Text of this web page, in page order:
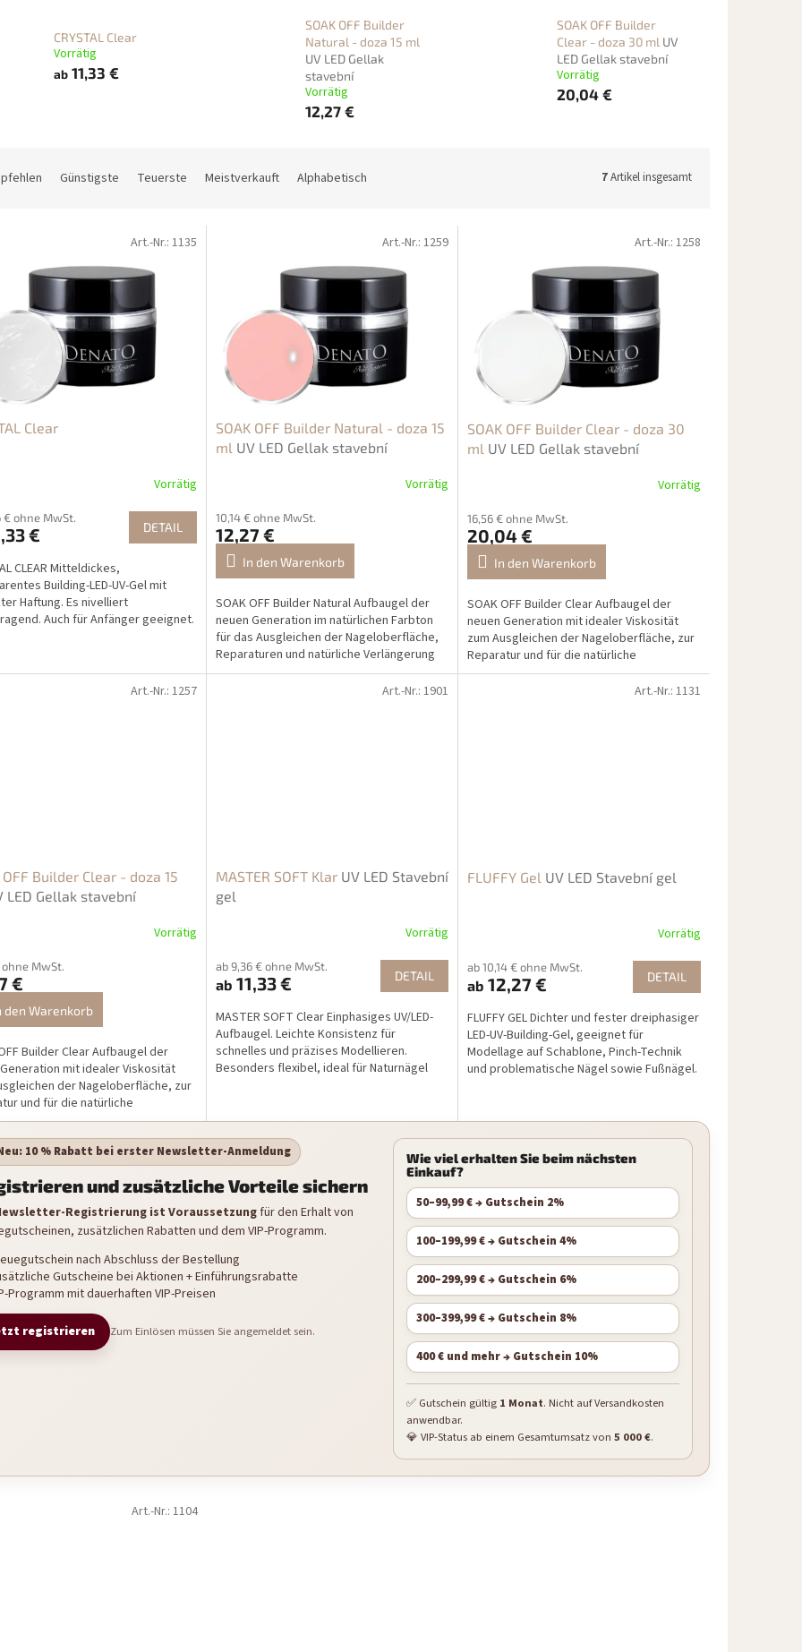
CRYSTAL Clear
Vorrätig
ab 11,33 €
SOAK OFF Builder
Natural - doza 15 ml
UV LED Gellak
stavební
Vorrätig
12,27 €
SOAK OFF Builder
Clear - doza 30 ml UV
LED Gellak stavební
Vorrätig
20,04 €
Günstigste Teuerste Meistverkauft Alphabetisch 7Artikel insgesamt
Clear
Vorrätig
€ ohne MwSt.
€ DETAIL
CLEAR Mitteldickes,
Building-LED-UV-Gel mit
Haftung. Es nivelliert
Auch für Anfänger geeignet.
Art.-Nr.: 1135
SOAK OFF Builder Natural - doza 15
ml UV LED Gellak stavební
Vorrätig
10,14 € ohne MwSt.
12,27 €
In den Warenkorb
SOAK OFF Builder Natural Aufbaugel der
neuen Generation im natürlichen Farbton
für das Ausgleichen der Nageloberfläche,
Reparaturen und natürliche Verlängerung
des Naturnagels...
Art.-Nr.: 1259
SOAK OFF Builder Clear - doza 30
ml UV LED Gellak stavební
Vorrätig
16,56 € ohne MwSt.
20,04 €
In den Warenkorb
SOAK OFF Builder Clear Aufbaugel der
neuen Generation mit idealer Viskosität
zum Ausgleichen der Nageloberfläche, zur
Reparatur und für die natürliche
Verlängerung des...
Art.-Nr.: 1258
OFF Builder Clear - doza 15
LED Gellak stavební
Vorrätig
ohne MwSt.
€
den Warenkorb
Builder Clear Aufbaugel der
mit idealer Viskosität
der Nageloberfläche, zur
und für die natürliche
des...
Art.-Nr.: 1257
MASTER SOFT Klar UV LED Stavební
gel
Vorrätig
ab 9,36 € ohne MwSt.
ab 11,33 € DETAIL
MASTER SOFT Clear Einphasiges UV/LED-
Aufbaugel. Leichte Konsistenz für
schnelles und präzises Modellieren.
Besonders flexibel, ideal für Naturnägel
Art.-Nr.: 1901
FLUFFY Gel UV LED Stavební gel
Vorrätig
ab 10,14 € ohne MwSt.
ab 12,27 € DETAIL
FLUFFY GEL Dichter und fester dreiphasiger
LED-UV-Building-Gel, geeignet für
Modellage auf Schablone, Pinch-Technik
und problematische Nägel sowie Fußnägel.
Art.-Nr.: 1131
10 % Rabatt bei erster Newsletter-Anmeldung
und zusätzliche Vorteile sichern
Registrierung ist Voraussetzungfür den Erhalt von
zusätzlichen Rabatten und dem VIP-Programm.
nach Abschluss der Bestellung
Gutscheine bei Aktionen + Einführungsrabatte
Programm mit dauerhaften VIP-Preisen
registrieren Zum Einlösen müssen Sie angemeldet sein.
Wie viel erhalten Sie beim nächsten
Einkauf?
50–99,99 € → Gutschein 2%
100–199,99 € → Gutschein 4%
200–299,99 € → Gutschein 6%
300–399,99 € → Gutschein 8%
400 € und mehr → Gutschein 10%
✅ Gutschein gültig 1 Monat. Nicht auf Versandkosten
anwendbar.
💎 VIP-Status ab einem Gesamtumsatz von 5 000 €.
Art.-Nr.: 1104